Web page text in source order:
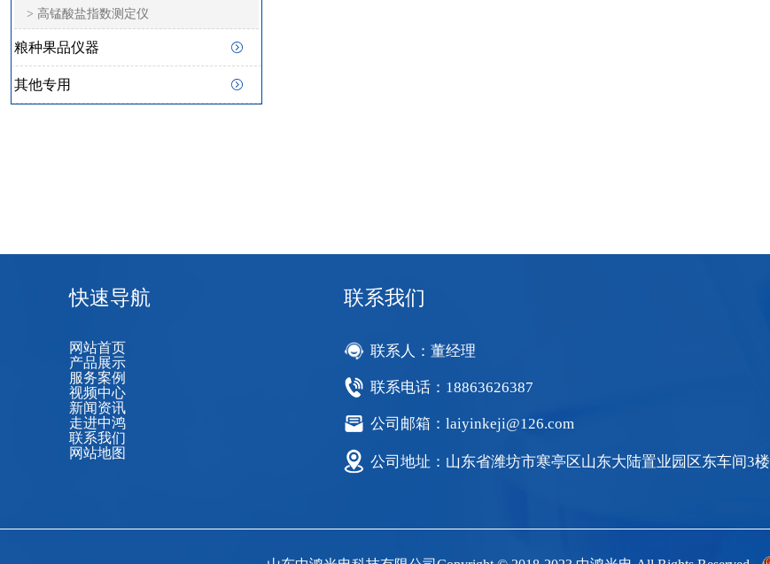
> 高锰酸盐指数测定仪
粮种果品仪器
其他专用
快速导航
网站首页
产品展示
服务案例
视频中心
新闻资讯
走进中鸿
联系我们
网站地图
联系我们
联系人：董经理
联系电话：18863626387
公司邮箱：laiyinkeji@126.com
公司地址：山东省潍坊市寒亭区山东大陆置业园区东车间3楼